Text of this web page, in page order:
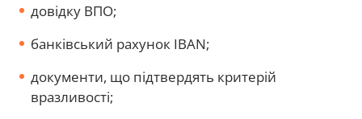
довідку ВПО;
банківський рахунок ІBAN;
документи, що підтвердять критерій
вразливості;